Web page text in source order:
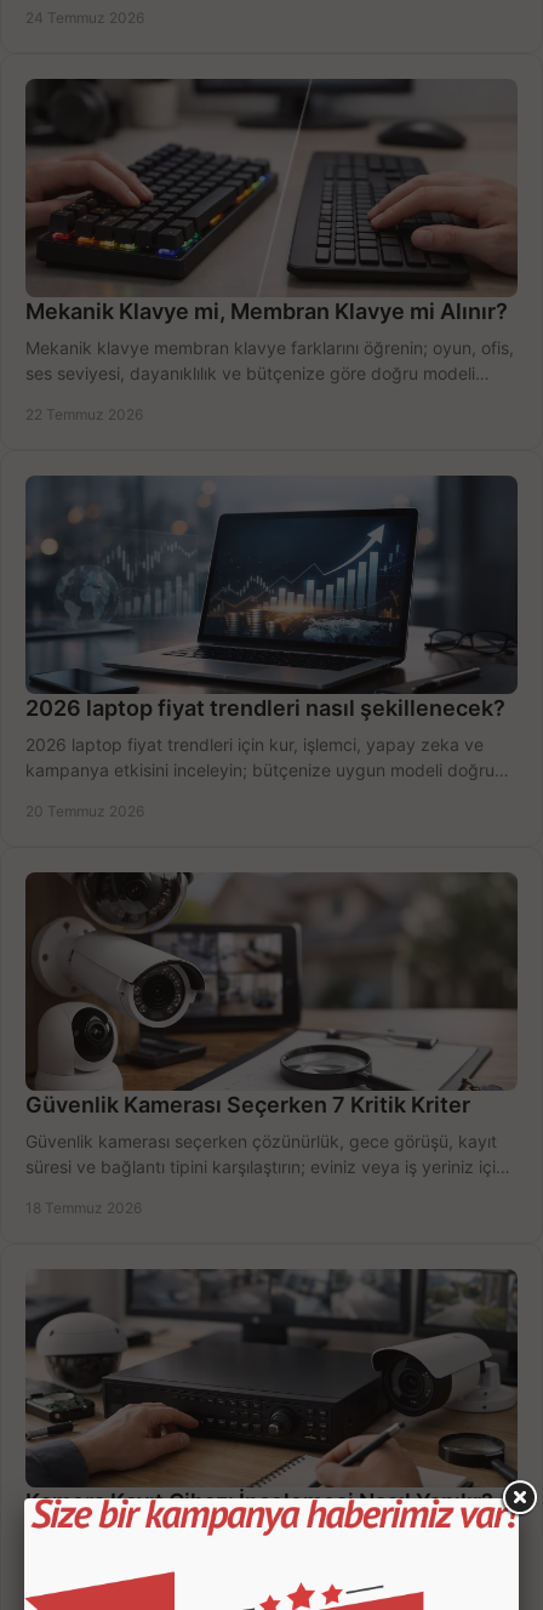
24 Temmuz 2026
Mekanik Klavye mi, Membran Klavye mi Alınır?
Mekanik klavye membran klavye farklarını öğrenin; oyun, ofis,
ses seviyesi, dayanıklılık ve bütçenize göre doğru modeli
22 Temmuz 2026
2026 laptop fiyat trendleri nasıl şekillenecek?
2026 laptop fiyat trendleri için kur, işlemci, yapay zeka ve
kampanya etkisini inceleyin; bütçenize uygun modeli doğru
20 Temmuz 2026
Güvenlik Kamerası Seçerken 7 Kritik Kriter
Güvenlik kamerası seçerken çözünürlük, gece görüşü, kayıt
süresi ve bağlantı tipini karşılaştırın; eviniz veya iş yeriniz için
18 Temmuz 2026
Kamera Kayıt Cihazı İncelemesi Nasıl Yapılır?
Kamera kayıt cihazı incelemesi yaparken kanal sayısı,
değerlendirin; bütçenizi doğru yönetin.
16 Temmuz 2026